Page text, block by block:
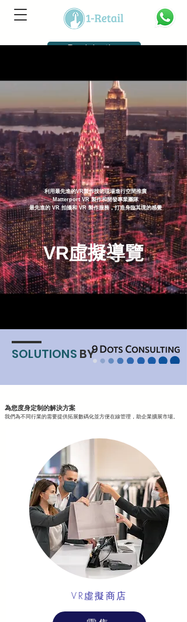
Registration
利用最先進的VR製作技術現場進行空間推廣
Matterport VR 製作和開發專業團隊
最先進的 VR 拍攝和 VR 製作服務，打造身臨其境的感覺
VR虛擬導覽
SOLUTIONS BY
為您度身定制的解決方案
我們為不同行業的需要提供拓展數碼化並方便在線管理，助企業擴展市場。
VR虛擬商店